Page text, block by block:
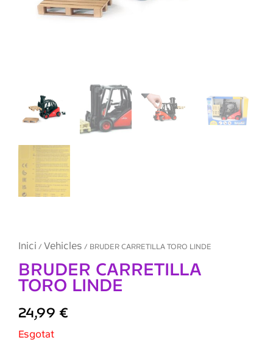
Inici / Vehicles / BRUDER CARRETILLA TORO LINDE
BRUDER CARRETILLA
TORO LINDE
24,99 €
Esgotat